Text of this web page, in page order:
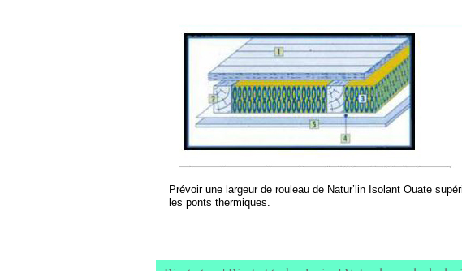
Prévoir une largeur de rouleau de Natur’lin Isolant Ouate
les ponts thermiques.